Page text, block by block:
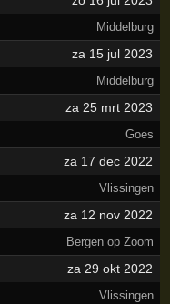
Middelburg
za 15 jul 2023
Middelburg
za 25 mrt 2023
Goes
za 17 dec 2022
Vlissingen
za 12 nov 2022
Bergen op Zoom
za 29 okt 2022
Vlissingen